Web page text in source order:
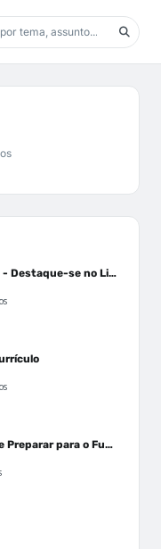
Autoridade Digital - Destaque-se no Linkedin
Nova Era - Como se Preparar para o Futuro